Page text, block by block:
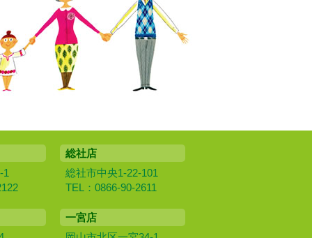
1
総社店
総社市中央1-22-101
TEL：0866-90-2611
一宮店